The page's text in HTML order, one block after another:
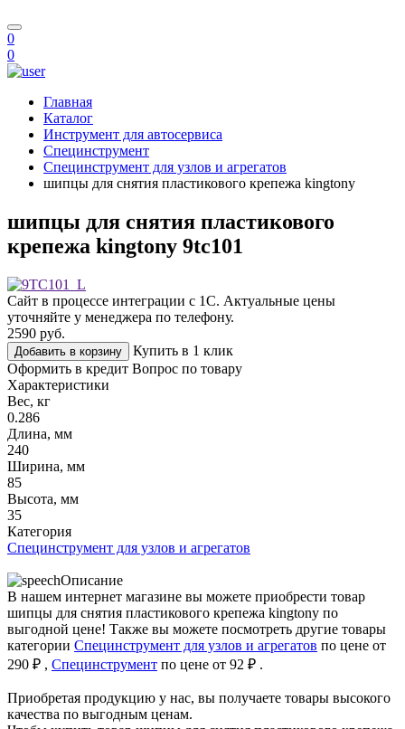
0
0
Главная
Каталог
Инструмент для автосервиса
Специнструмент
Специнструмент для узлов и агрегатов
шипцы для снятия пластикового крепежа kingtony
шипцы для снятия пластикового
крепежа kingtony 9tc101
Сайт в процессе интеграции с 1С. Актуальные цены
уточняйте у менеджера по телефону.
2590 руб.
Добавить в корзину
Купить в 1 клик
Оформить в кредит Вопрос по товару
Характеристики
Вес, кг
0.286
Длина, мм
240
Ширина, мм
85
Высота, мм
35
Категория
Специнструмент для узлов и агрегатов
Описание
В нашем интернет магазине вы можете приобрести товар
шипцы для снятия пластикового крепежа kingtony по
выгодной цене! Также вы можете посмотреть другие товары
категории Специнструмент для узлов и агрегатов по цене от
290 ₽ , Специнструмент по цене от 92 ₽ .
Приобретая продукцию у нас, вы получаете товары высокого
качества по выгодным ценам.